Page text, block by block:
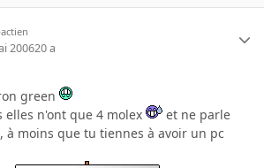
200620 a
green
elles n'ont que 4 molex
et ne parle
à moins que tu tiennes à avoir un pc